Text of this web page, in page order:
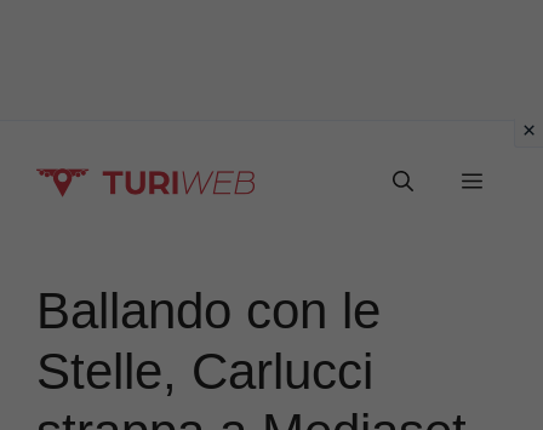
Menu
Ballando con le
Stelle, Carlucci